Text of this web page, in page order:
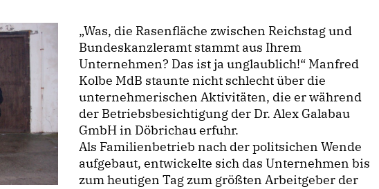
Was, die Rasenfläche zwischen Reichstag und
Bundeskanzleramt stammt aus Ihrem
Unternehmen? Das ist ja unglaublich!“ Manfred
Kolbe MdB staunte nicht schlecht über die
unternehmerischen Aktivitäten, die er während
der Betriebsbesichtigung der Dr. Alex Galabau
GmbH in Döbrichau erfuhr.
Als Familienbetrieb nach der politsichen Wende
aufgebaut, entwickelte sich das Unternehmen bis
zum heutigen Tag zum größten Arbeitgeber der